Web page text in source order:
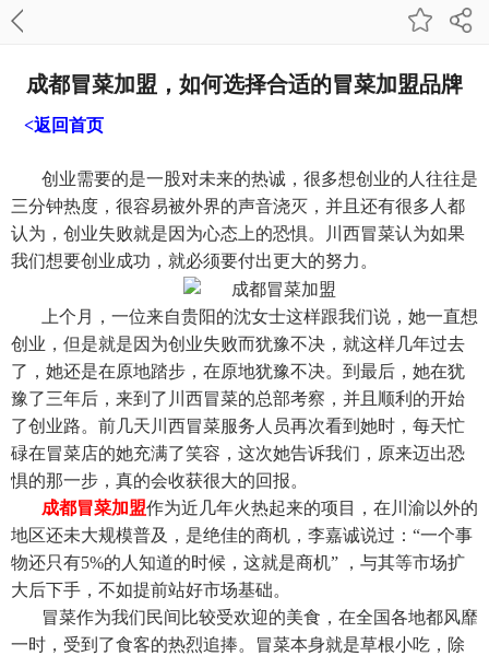
成都冒菜加盟，如何选择合适的冒菜加盟品牌
<返回首页
创业需要的是一股对未来的热诚，很多想创业的人往往是
三分钟热度，很容易被外界的声音浇灭，并且还有很多人都
认为，创业失败就是因为心态上的恐惧。川西冒菜认为如果
我们想要创业成功，就必须要付出更大的努力。
上个月，一位来自贵阳的沈女士这样跟我们说，她一直想
创业，但是就是因为创业失败而犹豫不决，就这样几年过去
了，她还是在原地踏步，在原地犹豫不决。到最后，她在犹
豫了三年后，来到了川西冒菜的总部考察，并且顺利的开始
了创业路。前几天川西冒菜服务人员再次看到她时，每天忙
碌在冒菜店的她充满了笑容，这次她告诉我们，原来迈出恐
惧的那一步，真的会收获很大的回报。
成都冒菜加盟作为近几年火热起来的项目，在川渝以外的
地区还未大规模普及，是绝佳的商机，李嘉诚说过：“一个事
物还只有5%的人知道的时候，这就是商机” ，与其等市场扩
大后下手，不如提前站好市场基础。
冒菜作为我们民间比较受欢迎的美食，在全国各地都风靡
一时，受到了食客的热烈追捧。冒菜本身就是草根小吃，除